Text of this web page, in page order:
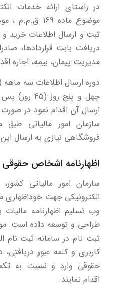
در راستای ارائه خدمات
موضوع ماده
ثبت و ارسال اطلاعات
دریافت بابت قراردادها،
مدیریت پیمان، بیمه، اجاره
دوره ارسال اطلاعات سه
چهل و پنج
ارسال آن اقدام نمود در
فروشگاهی نیازی به ارسال
اظهارنامه اشخاص حقوقی
سازمان امور مالیاتی
الکترونیکی جهت خوداظهاری
وب تسلیم اظهارنامه
طراحی و توسعه داده است.
ثبت نام در سامانه ثبت نام
کاربری و کلمه عبور
حقوقی وارد و نسبت به
اقدام نمایند.